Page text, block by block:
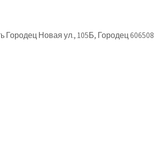
Городец Новая ул., 105Б, Городец 606508